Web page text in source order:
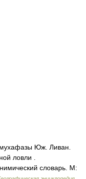
Юж. Ливан.
ловли .
словарь. М: